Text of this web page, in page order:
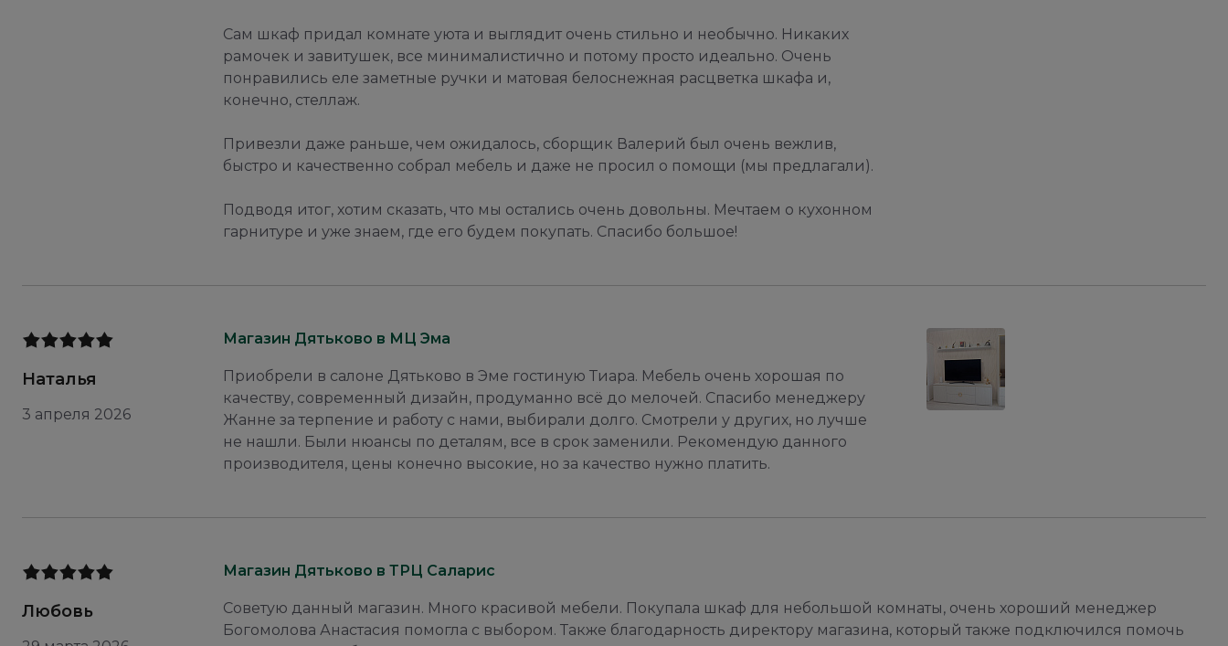
Сам шкаф придал комнате уюта и выглядит очень стильно и необычно. Никаких
рамочек и завитушек, все минималистично и потому просто идеально. Очень
понравились еле заметные ручки и матовая белоснежная расцветка шкафа и,
конечно, стеллаж.
Привезли даже раньше, чем ожидалось, сборщик Валерий был очень вежлив,
быстро и качественно собрал мебель и даже не просил о помощи (мы предлагали).
Подводя итог, хотим сказать, что мы остались очень довольны. Мечтаем о кухонном
гарнитуре и уже знаем, где его будем покупать. Спасибо большое!
Наталья
3 апреля 2026
Магазин Дятьково в МЦ Эма
Приобрели в салоне Дятьково в Эме гостиную Тиара. Мебель очень хорошая по
качеству, современный дизайн, продуманно всё до мелочей. Спасибо менеджеру
Жанне за терпение и работу с нами, выбирали долго. Смотрели у других, но лучше
не нашли. Были нюансы по деталям, все в срок заменили. Рекомендую данного
производителя, цены конечно высокие, но за качество нужно платить.
Любовь
Магазин Дятьково в ТРЦ Саларис
Советую данный магазин. Много красивой мебели. Покупала шкаф для небольшой комнаты, очень хороший менеджер
Богомолова Анастасия помогла с выбором. Также благодарность директору магазина, который также подключился помочь